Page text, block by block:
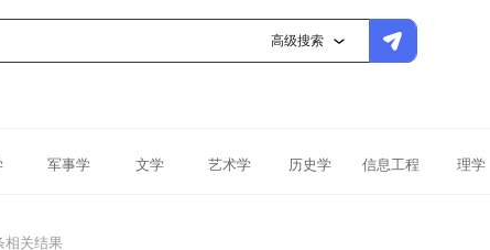
高级搜索
军事学 文学 艺术学 历史学 信息工程 理学
相关结果